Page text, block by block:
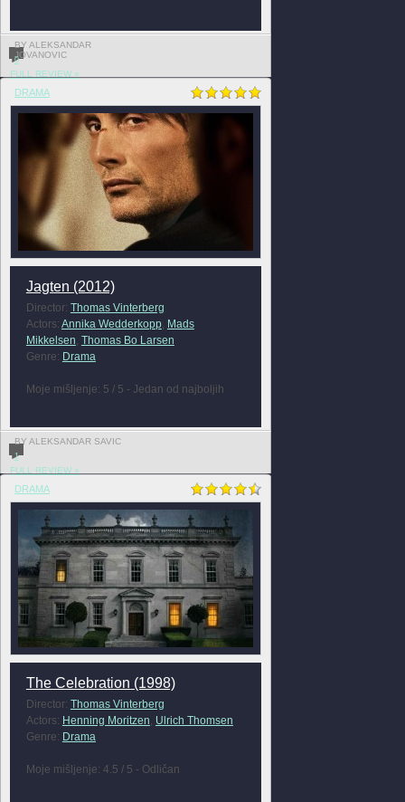
BY ALEKSANDAR
JOVANOVIC
0
FULL REVIEW »
DRAMA
Jagten (2012)
Director: Thomas Vinterberg
Actors: Annika Wedderkopp, Mads
Mikkelsen Thomas Bo Larsen
Genre: Drama
Moje mišljenje: 5 / 5 - Jedan od najboljih
BY ALEKSANDAR SAVIC
1
FULL REVIEW »
DRAMA
The Celebration (1998)
Director: Thomas Vinterberg
Actors: Henning Moritzen Ulrich Thomsen
Genre: Drama
Moje mišljenje: 4.5 / 5 - Odličan